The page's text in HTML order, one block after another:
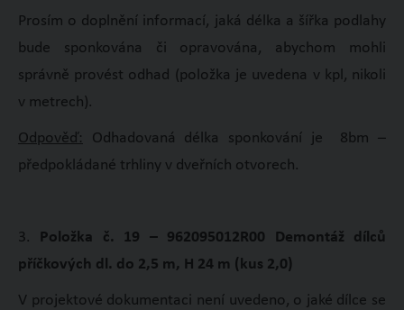
Prosím o doplnění informací, jaká délka a šířka podlahy
bude sponkována či opravována, abychom mohli
správně provést odhad (položka je uvedena v kpl, nikoli
v metrech).
Odpověď:
Odhadovaná délka sponkování je 8bm –
předpokládané trhliny v dveřních otvorech.
3. Položka č. 19 – 962095012R00 Demontáž dílců
příčkových dl. do 2,5 m, H 24 m (kus 2,0)
V projektové dokumentaci není uvedeno, o jaké dílce se